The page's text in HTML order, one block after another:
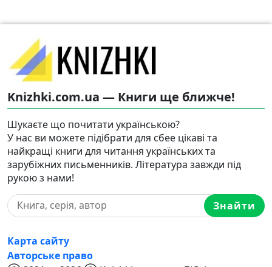
Knizhki.com.ua — Книги ще ближче!
Шукаєте що почитати українською?
У нас ви можете підібрати для сбее цікаві та
найкращі книги для читання українських та
зарубіжних письменників. Література завжди під
рукою з нами!
Знайти
Карта сайту
Авторське право